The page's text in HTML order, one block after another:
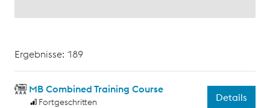
Ergebnisse: 189
MB Combined Training Course
Fortgeschritten Details